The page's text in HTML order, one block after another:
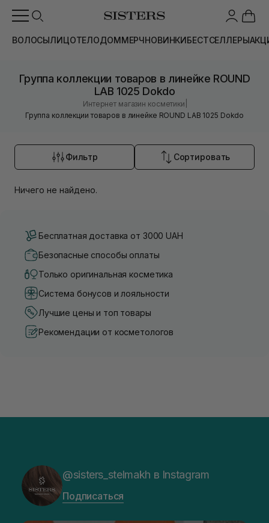
ВОЛОСЫЛИЦОТЕЛОДОММЕРЧНОВИНКИБЕСТСЕЛЛЕРЫ
Группа коллекции товаров в линейке ROUND
LAB 1025 Dokdo
Интернет магазин косметики
Группа коллекции товаров в линейке ROUND LAB 1025 Dokdo
Фильтр Сортировать
Ничего не найдено.
Бесплатная доставка от 3000 UAH
Безопасные способы оплаты
Только оригинальная косметика
Система бонусов и лояльности
Лучшие цены и топ товары
Рекомендации от косметологов
@sisters_stelmakh в Instagram
Подписаться